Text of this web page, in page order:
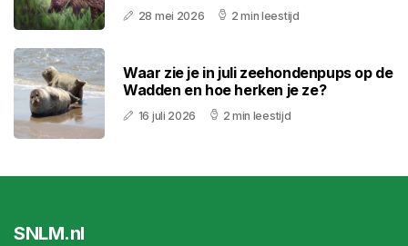
28 mei 2026 2 min leestijd
Waar zie je in juli zeehondenpups op de
Wadden en hoe herken je ze?
16 juli 2026 2 min leestijd
SNLM.nl